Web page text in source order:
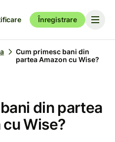
Înregistrare
Cum primesc bani din
partea Amazon cu Wise?
din partea
Wise?